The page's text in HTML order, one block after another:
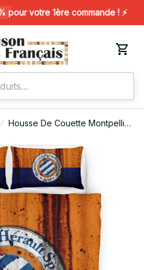
pour votre 1ère commande ! ⚡️
Housse De Couette Montpellier
Parure de lit Ensemble De
Literie